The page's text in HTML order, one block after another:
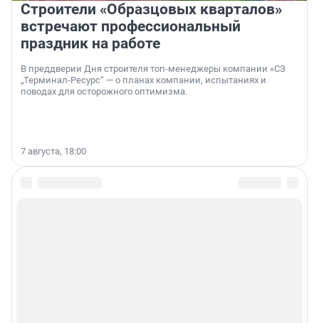
Строители «Образцовых кварталов»
встречают профессиональный
праздник на работе
В преддверии Дня строителя топ-менеджеры компании «СЗ
„Терминал-Ресурс“ — о планах компании, испытаниях и
поводах для осторожного оптимизма.
7 августа, 18:00